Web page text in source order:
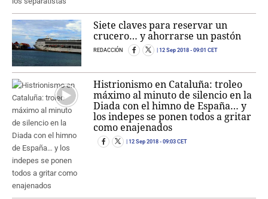
Siete claves para reservar un
crucero… y ahorrarse un pastón
REDACCIÓN 12 Sep 2018 - 09:01 CET
Histrionismo en Cataluña: troleo
máximo al minuto de silencio en la
Diada con el himno de España… y
los indepes se ponen todos a gritar
como enajenados
12 Sep 2018 - 09:03 CET